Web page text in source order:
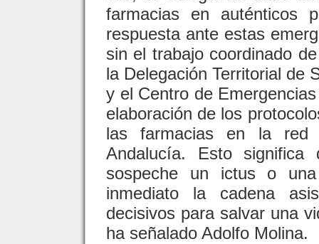
farmacias en auténticos
respuesta ante estas
sin el trabajo coordinado
la Delegación Territorial de
y el Centro de
elaboración de los
las farmacias en la red
Andalucía. Esto
sospeche un ictus o
inmediato la cadena
decisivos para salvar una
ha señalado Adolfo Molina.